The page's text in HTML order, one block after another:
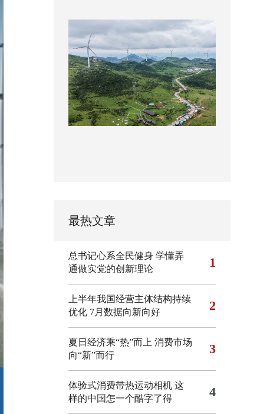
最热文章
总书记心系全民健身 学懂弄
通做实党的创新理论
1
上半年我国经营主体结构持续
优化 7月数据向新向好 2
夏日经济乘“热”而上 消费市场
向“新”而行
3
体验式消费带热运动相机 这
样的中国怎一个酷字了得
4